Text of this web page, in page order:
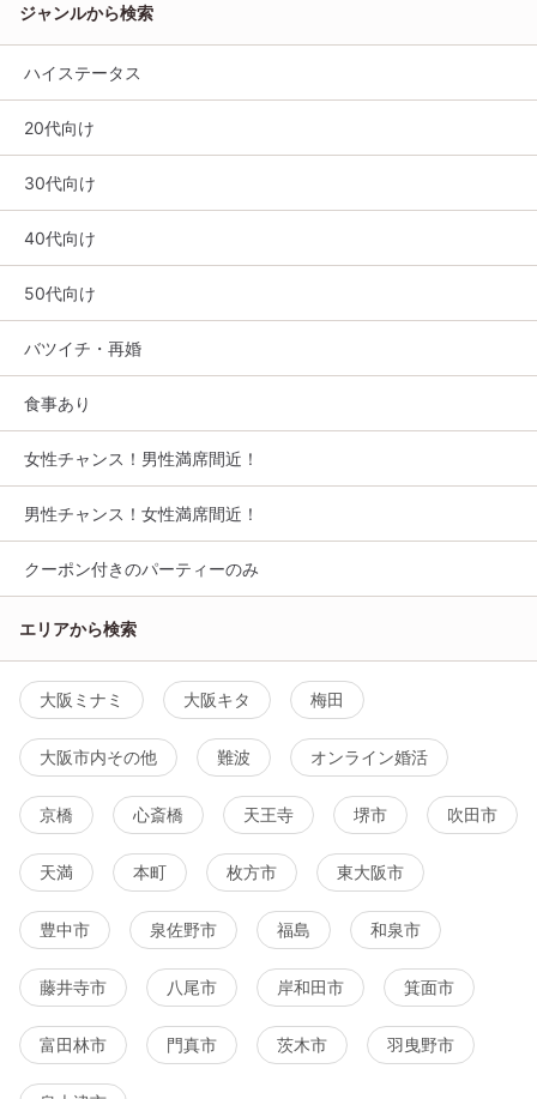
ジャンルから検索
ハイステータス
20代向け
30代向け
40代向け
50代向け
バツイチ・再婚
食事あり
女性チャンス！男性満席間近！
男性チャンス！女性満席間近！
クーポン付きのパーティーのみ
エリアから検索
大阪ミナミ 大阪キタ 梅田
大阪市内その他 難波 オンライン婚活
京橋 心斎橋 天王寺 堺市 吹田市
天満 本町 枚方市 東大阪市
豊中市 泉佐野市 福島 和泉市
藤井寺市 八尾市 岸和田市 箕面市
富田林市 門真市 茨木市 羽曳野市